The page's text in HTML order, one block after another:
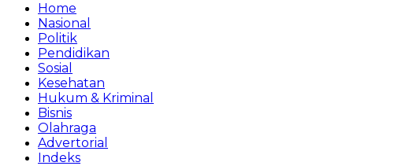
Home
Nasional
Politik
Pendidikan
Sosial
Kesehatan
Hukum & Kriminal
Bisnis
Olahraga
Advertorial
Indeks